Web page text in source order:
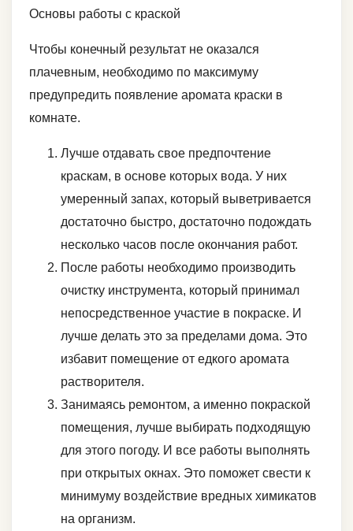
Основы работы с краской
Чтобы конечный результат не оказался
плачевным, необходимо по максимуму
предупредить появление аромата краски в
комнате.
Лучше отдавать свое предпочтение
краскам, в основе которых вода. У них
умеренный запах, который выветривается
достаточно быстро, достаточно подождать
несколько часов после окончания работ.
После работы необходимо производить
очистку инструмента, который принимал
непосредственное участие в покраске. И
лучше делать это за пределами дома. Это
избавит помещение от едкого аромата
растворителя.
Занимаясь ремонтом, а именно покраской
помещения, лучше выбирать подходящую
для этого погоду. И все работы выполнять
при открытых окнах. Это поможет свести к
минимуму воздействие вредных химикатов
на организм.